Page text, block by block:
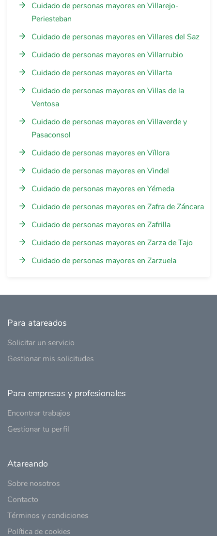
Cuidado de personas mayores en Villarejo-
Periesteban
Cuidado de personas mayores en Villares del Saz
Cuidado de personas mayores en Villarrubio
Cuidado de personas mayores en Villarta
Cuidado de personas mayores en Villas de la
Ventosa
Cuidado de personas mayores en Villaverde y
Pasaconsol
Cuidado de personas mayores en Víllora
Cuidado de personas mayores en Vindel
Cuidado de personas mayores en Yémeda
Cuidado de personas mayores en Zafra de Záncara
Cuidado de personas mayores en Zafrilla
Cuidado de personas mayores en Zarza de Tajo
Cuidado de personas mayores en Zarzuela
Para atareados
Solicitar un servicio
Gestionar mis solicitudes
Para empresas y profesionales
Encontrar trabajos
Gestionar tu perfil
Atareando
Sobre nosotros
Contacto
Términos y condiciones
Política de cookies